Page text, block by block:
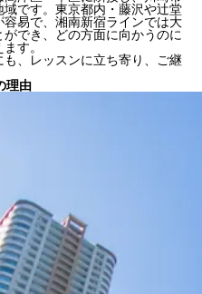
です。東京都内・藤沢や辻堂
易で、湘南新宿ラインでは大
でき、どの方面に向かうのに
す。
、
レッスンに立ち寄り、ご継
理由